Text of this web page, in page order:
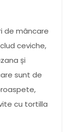
de mâncare
ceviche,
și
sunt de
cu tortilla